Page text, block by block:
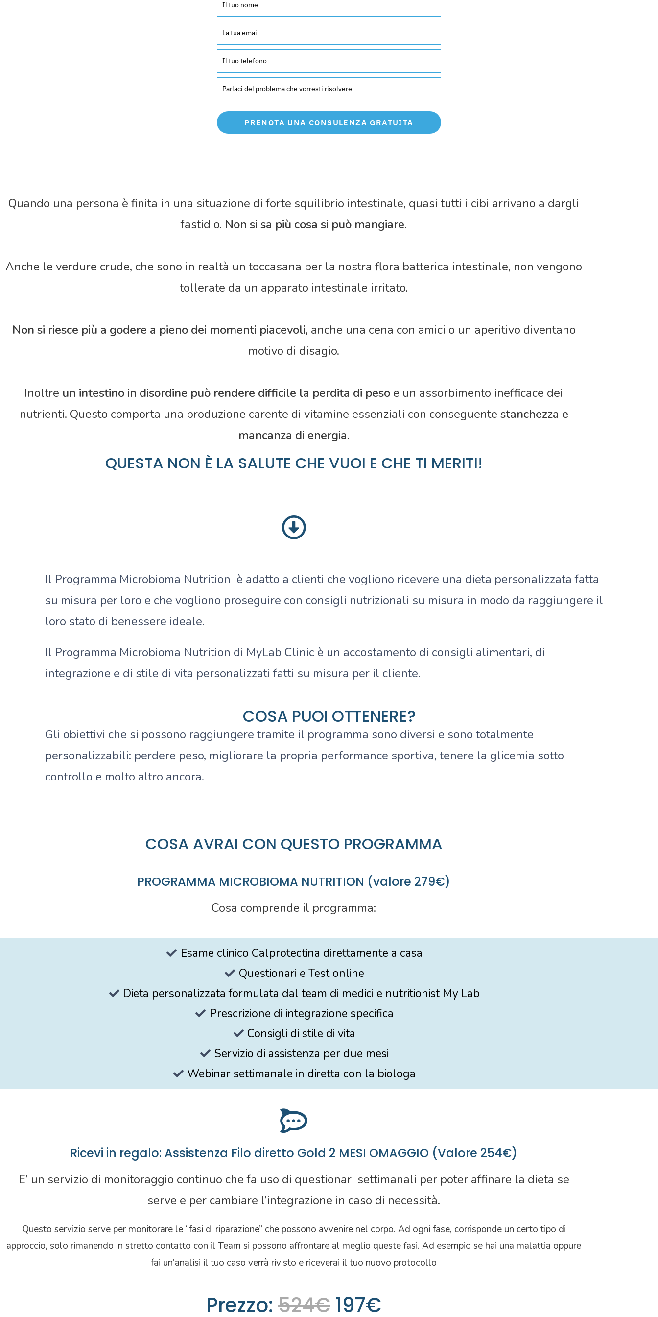
PRENOTA UNA CONSULENZA GRATUITA
Quando una persona è finita in una situazione di forte squilibrio intestinale, quasi tutti i cibi arrivano a dargli
fastidio. Non si sa più cosa si può mangiare.
Anche le verdure crude, che sono in realtà un toccasana per la nostra flora batterica intestinale, non vengono
tollerate da un apparato intestinale irritato.
Non si riesce più a godere a pieno dei momenti piacevoli, anche una cena con amici o un aperitivo diventano
motivo di disagio.
Inoltre un intestino in disordine può rendere difficile la perdita di peso e un assorbimento inefficace dei
nutrienti. Questo comporta una produzione carente di vitamine essenziali con conseguente stanchezza e
mancanza di energia.
QUESTA NON È LA SALUTE CHE VUOI E CHE TI MERITI!
Il Programma Microbioma Nutrition è adatto a clienti che vogliono ricevere una dieta personalizzata fatta
su misura per loro e che vogliono proseguire con consigli nutrizionali su misura in modo da raggiungere il
loro stato di benessere ideale.
Il Programma Microbioma Nutrition di MyLab Clinic è un accostamento di consigli alimentari, di
integrazione e di stile di vita personalizzati fatti su misura per il cliente.
COSA PUOI OTTENERE?
Gli obiettivi che si possono raggiungere tramite il programma sono diversi e sono totalmente
personalizzabili: perdere peso, migliorare la propria performance sportiva, tenere la glicemia sotto
controllo e molto altro ancora.
COSA AVRAI CON QUESTO PROGRAMMA
PROGRAMMA MICROBIOMA NUTRITION (valore 279€)
Cosa comprende il programma:
Esame clinico Calprotectina direttamente a casa
Questionari e Test online
Dieta personalizzata formulata dal team di medici e nutritionist My Lab
Prescrizione di integrazione specifica
Consigli di stile di vita
Servizio di assistenza per due mesi
Webinar settimanale in diretta con la biologa​
Ricevi in regalo: Assistenza Filo diretto Gold 2 MESI OMAGGIO (Valore 254€)
E’ un servizio di monitoraggio continuo che fa uso di questionari settimanali per poter affinare la dieta se
serve e per cambiare l’integrazione in caso di necessità.
Questo servizio serve per monitorare le “fasi di riparazione” che possono avvenire nel corpo. Ad ogni fase, corrisponde un certo tipo di
approccio, solo rimanendo in stretto contatto con il Team si possono affrontare al meglio queste fasi. Ad esempio se hai una malattia oppure
fai un’analisi il tuo caso verrà rivisto e riceverai il tuo nuovo protocollo
Prezzo: 524€197€